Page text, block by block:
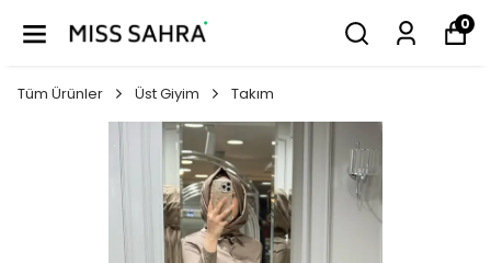
0
Tüm Ürünler Üst Giyim Takım